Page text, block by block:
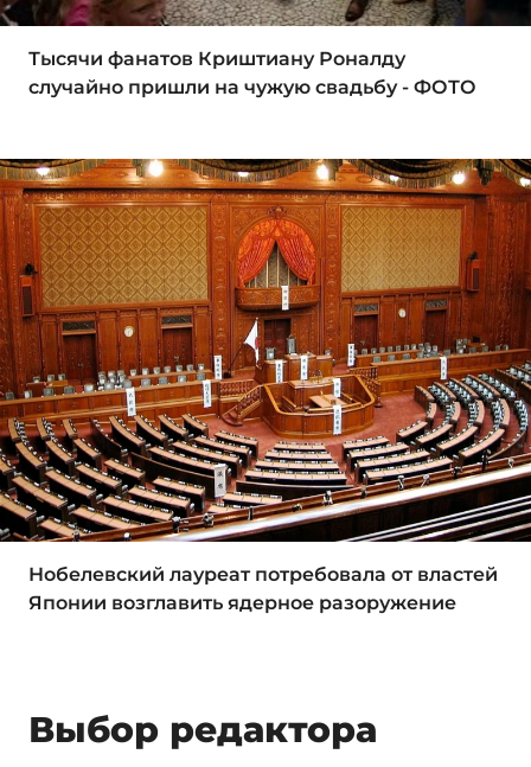
Тысячи фанатов Криштиану Роналду
случайно пришли на чужую свадьбу - ФОТО
Нобелевский лауреат потребовала от властей
Японии возглавить ядерное разоружение
Выбор редактора